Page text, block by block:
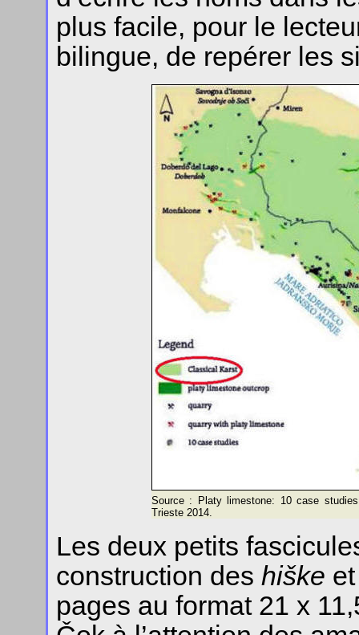
plus facile, pour le
bilingue, de repérer les
Source : Platy limestone: 10 case
Trieste 2014.
Les deux petits
construction des hiške
pages au format 21 x